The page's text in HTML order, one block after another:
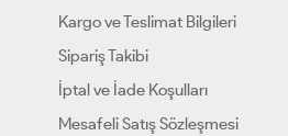
Kargo ve Teslimat Bilgileri
Sipariş Takibi
İptal ve İade Koşulları
Mesafeli Satış Sözleşmesi